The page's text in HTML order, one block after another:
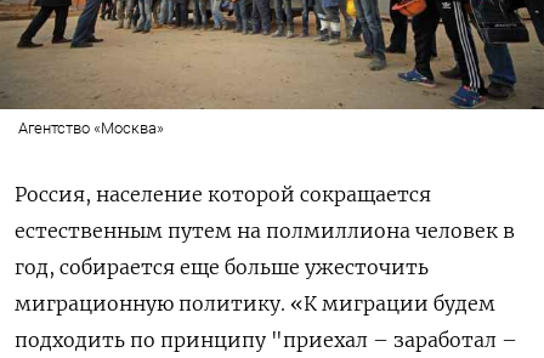
Агентство «Москва»
Россия, население которой сокращается
естественным путем на полмиллиона человек в
год, собирается еще больше ужесточить
миграционную политику. «К миграции будем
подходить по принципу "приехал – заработал –